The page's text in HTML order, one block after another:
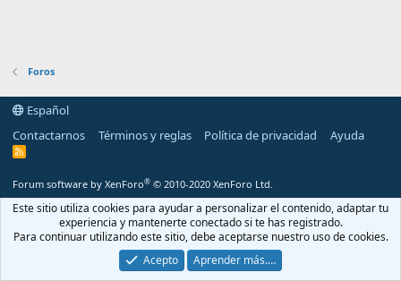
Foros
Español
Contactarnos
Términos y reglas Política de privacidad Ayuda
R
Forum software by XenForo® © 2010-2020 XenForo Ltd.
Este sitio utiliza cookies para ayudar a personalizar el contenido, adaptar tu
experiencia y mantenerte conectado si te has registrado.
Para continuar utilizando este sitio, debe aceptarse nuestro uso de cookies.
Acepto
Aprender más.…